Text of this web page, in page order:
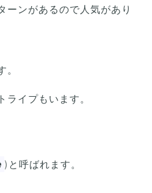
ーンがあるので人気があり
イプもいます。
)と呼ばれます。